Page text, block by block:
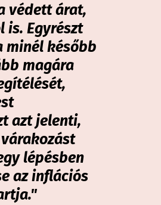
védett árat,
is. Egyrészt
minél később
magára
azt jelenti,
lépésben
az inflációs